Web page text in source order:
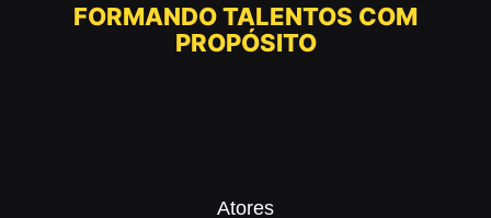
FORMANDO TALENTOS COM
PROPÓSITO
Atores